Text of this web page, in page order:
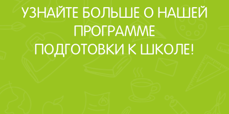
УЗНАЙТЕ БОЛЬШЕ О НАШЕЙ
ПРОГРАММЕ
ПОДГОТОВКИ К ШКОЛЕ!